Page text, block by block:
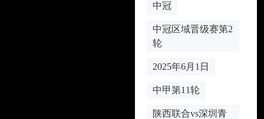
中冠
中冠区域晋级赛第2
轮
2025年6月1日
中甲第11轮
陕西联合vs深圳青